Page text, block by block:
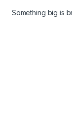
Something big is